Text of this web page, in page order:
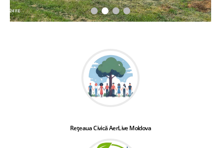
Rețeaua Civică AerLive Moldova